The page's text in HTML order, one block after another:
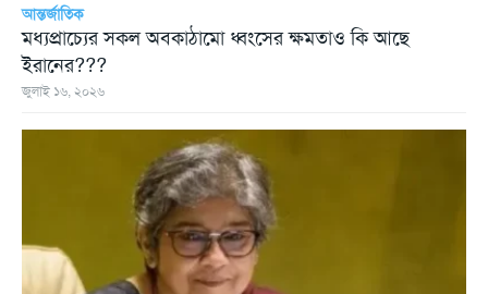
আন্তর্জাতিক
মধ্যপ্রাচ্যের সকল অবকাঠামো ধ্বংসের ক্ষমতাও কি আছে
ইরানের???
জুলাই ১৬, ২০২৬